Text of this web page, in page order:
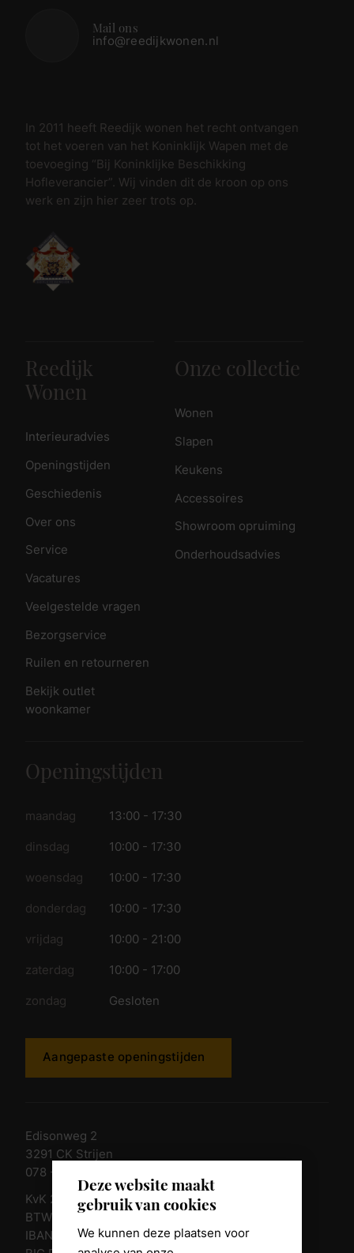
Deze website maakt
gebruik van cookies
We kunnen deze plaatsen voor
Mail ons
info@reedijkwonen.nl
In 2011 heeft Reedijk wonen het recht ontvangen
tot het voeren van het Koninklijk Wapen met de
toevoeging “Bij Koninklijke Beschikking
Hofleverancier”. Wij vinden dit de kroon op ons
werk en zijn hier zeer trots op.
Reedijk
Wonen
Interieuradvies
Openingstijden
Geschiedenis
Over ons
Service
Vacatures
Veelgestelde vragen
Bezorgservice
Ruilen en retourneren
Bekijk outlet
woonkamer
Onze collectie
Wonen
Slapen
Keukens
Accessoires
Showroom opruiming
Onderhoudsadvies
Openingstijden
maandag 13:00 - 17:30
dinsdag 10:00 - 17:30
woensdag 10:00 - 17:30
donderdag 10:00 - 17:30
vrijdag 10:00 - 21:00
zaterdag 10:00 - 17:00
zondag Gesloten
Aangepaste openingstijden
Edisonweg 2
3291 CK Strijen
078 - 674 84 85
KvK 23011135
BTW nr. NL 805098938.B.01
IBAN NL10 RABO 0361 8039 58